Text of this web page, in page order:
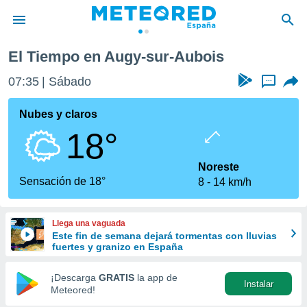
de
por
que se
calidad.
a este
las
y
forma
digital
basada
El Tiempo en Augy-sur-Aubois
07:35 Sábado ...
Nubes y claros
18°
Sensación de 18°
Noreste
8
14 km/h
Llega una vaguada
Este fin de semana dejará tormentas con lluvias
fuertes y granizo en España
¡Descarga GRATIS la app de
Meteored!
Instalar